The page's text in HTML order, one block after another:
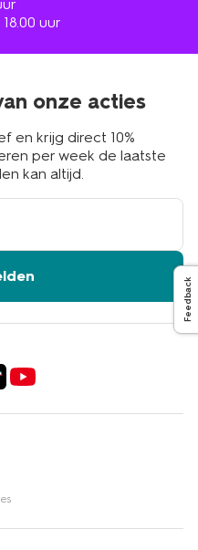
uur
onze acties
en krijg direct 10%
per week de laatste
kan altijd.
Feedback